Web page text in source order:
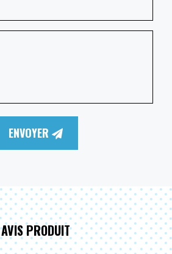
ENVOYER
AVIS PRODUIT